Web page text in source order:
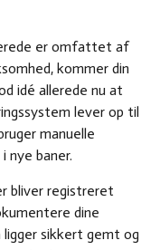
er omfattet af
kommer din
idé allerede nu at
lever op til
manuelle
nye baner.
bliver registreret
dine
sikkert gemt og